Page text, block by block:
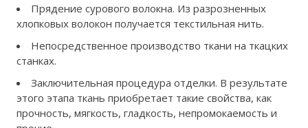
Прядение сурового волокна. Из разрозненных
хлопковых волокон получается текстильная нить.
Непосредственное производство ткани на ткацких
станках.
Заключительная процедура отделки. В результате
этого этапа ткань приобретает такие свойства, как
прочность, мягкость, гладкость, непромокаемость и